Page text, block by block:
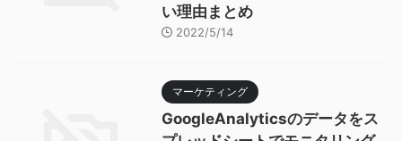
い理由まとめ
2022/5/14
マーケティング
GoogleAnalyticsのデータをス